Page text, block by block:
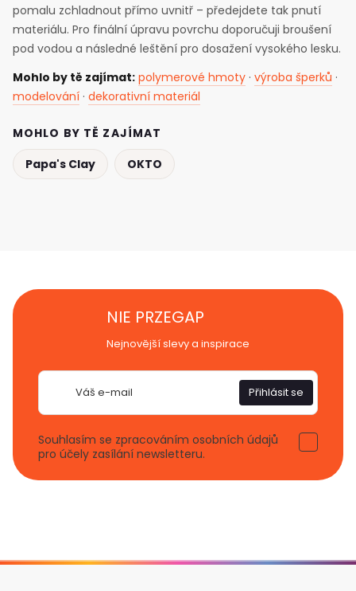
pomalu zchladnout přímo uvnitř – předejdete tak pnutí
materiálu. Pro finální úpravu povrchu doporučuji broušení
pod vodou a následné leštění pro dosažení vysokého lesku.
Mohlo by tě zajímat: polymerové hmoty · výroba šperků ·
modelování · dekorativní materiál
MOHLO BY TĚ ZAJÍMAT
Papa's Clay
OKTO
NIE PRZEGAP
Nejnovější slevy a inspirace
Přihlásit se
Souhlasím se zpracováním osobních údajů
pro účely zasílání newsletteru.